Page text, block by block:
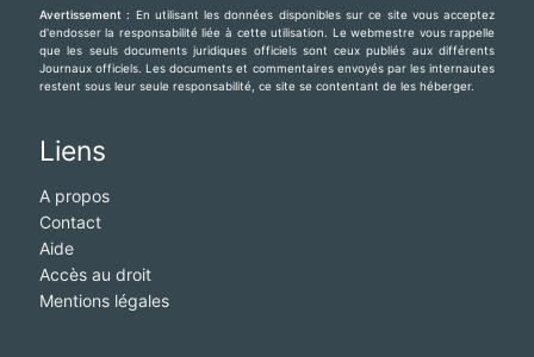
Avertissement : En utilisant les données disponibles sur ce site vous acceptez
d'endosser la responsabilité liée à cette utilisation. Le webmestre vous rappelle
que les seuls documents juridiques officiels sont ceux publiés aux différents
Journaux officiels. Les documents et commentaires envoyés par les internautes
restent sous leur seule responsabilité, ce site se contentant de les héberger.
Liens
A propos
Contact
Aide
Accès au droit
Mentions légales